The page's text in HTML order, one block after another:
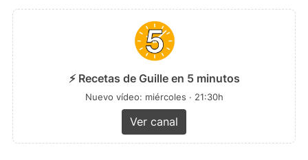
⚡ Recetas de Guille en 5 minutos
Nuevo vídeo: miércoles · 21:30h
Ver canal